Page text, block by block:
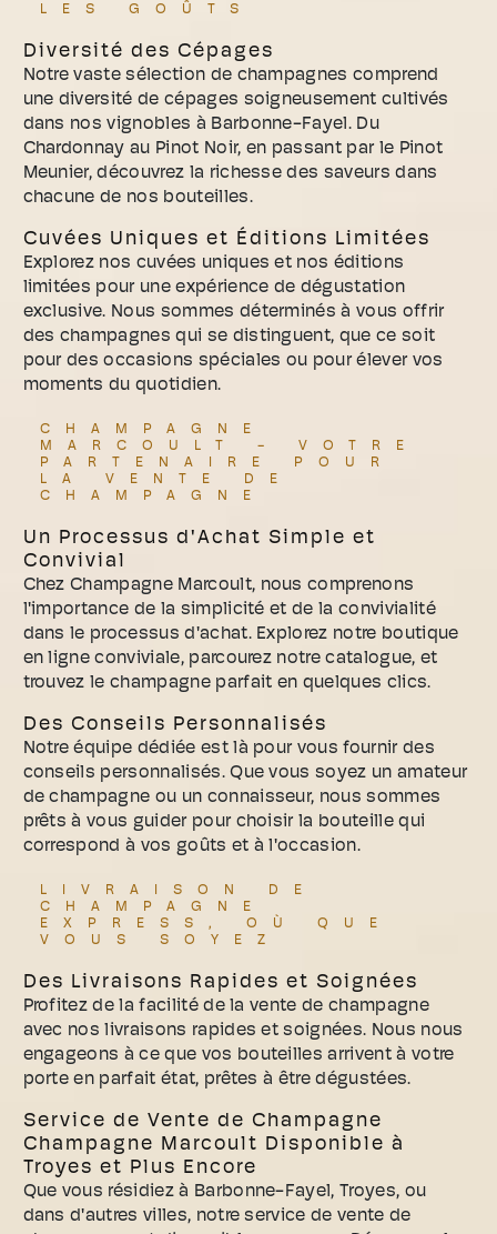
LES GOÛTS
Diversité des Cépages
Notre vaste sélection de champagnes comprend
une diversité de cépages soigneusement cultivés
dans nos vignobles à Barbonne-Fayel. Du
Chardonnay au Pinot Noir, en passant par le Pinot
Meunier, découvrez la richesse des saveurs dans
chacune de nos bouteilles.
Cuvées Uniques et Éditions Limitées
Explorez nos cuvées uniques et nos éditions
limitées pour une expérience de dégustation
exclusive. Nous sommes déterminés à vous offrir
des champagnes qui se distinguent, que ce soit
pour des occasions spéciales ou pour élever vos
moments du quotidien.
CHAMPAGNE
MARCOULT - VOTRE
PARTENAIRE POUR
LA VENTE DE
CHAMPAGNE
Un Processus d'Achat Simple et
Convivial
Chez Champagne Marcoult, nous comprenons
l'importance de la simplicité et de la convivialité
dans le processus d'achat. Explorez notre boutique
en ligne conviviale, parcourez notre catalogue, et
trouvez le champagne parfait en quelques clics.
Des Conseils Personnalisés
Notre équipe dédiée est là pour vous fournir des
conseils personnalisés. Que vous soyez un amateur
de champagne ou un connaisseur, nous sommes
prêts à vous guider pour choisir la bouteille qui
correspond à vos goûts et à l'occasion.
LIVRAISON DE
CHAMPAGNE
EXPRESS, OÙ QUE
VOUS SOYEZ
Des Livraisons Rapides et Soignées
Profitez de la facilité de la vente de champagne
avec nos livraisons rapides et soignées. Nous nous
engageons à ce que vos bouteilles arrivent à votre
porte en parfait état, prêtes à être dégustées.
Service de Vente de Champagne
Champagne Marcoult Disponible à
Troyes et Plus Encore
Que vous résidiez à Barbonne-Fayel, Troyes, ou
dans d'autres villes, notre service de vente de